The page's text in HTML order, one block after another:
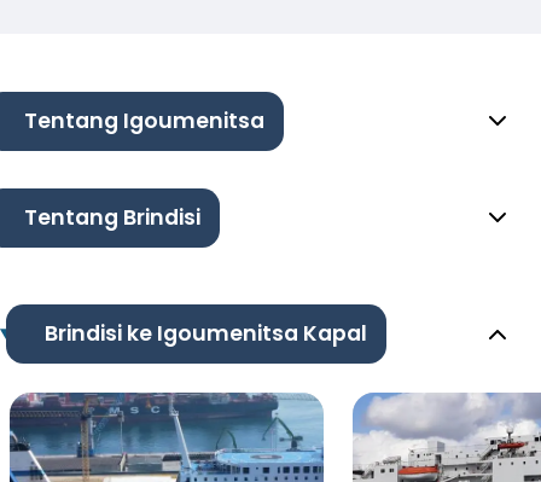
Tentang Igoumenitsa
Tentang Brindisi
Brindisi ke Igoumenitsa Kapal